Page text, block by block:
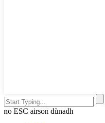
no ESC airson dùnadh